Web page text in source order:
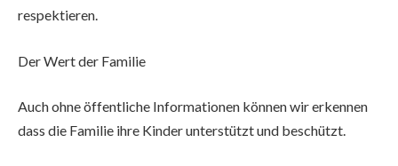
respektieren.
Der Wert der Familie
Auch ohne öffentliche Informationen können wir erkennen
dass die Familie ihre Kinder unterstützt und beschützt.